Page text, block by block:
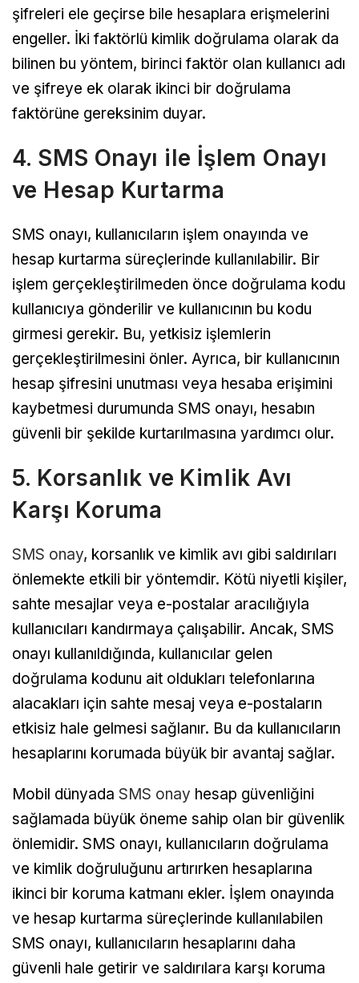
şifreleri ele geçirse bile hesaplara erişmelerini
engeller. İki faktörlü kimlik doğrulama olarak da
bilinen bu yöntem, birinci faktör olan kullanıcı adı
ve şifreye ek olarak ikinci bir doğrulama
faktörüne gereksinim duyar.
4. SMS Onayı ile İşlem Onayı
ve Hesap Kurtarma
SMS onayı, kullanıcıların işlem onayında ve
hesap kurtarma süreçlerinde kullanılabilir. Bir
işlem gerçekleştirilmeden önce doğrulama kodu
kullanıcıya gönderilir ve kullanıcının bu kodu
girmesi gerekir. Bu, yetkisiz işlemlerin
gerçekleştirilmesini önler. Ayrıca, bir kullanıcının
hesap şifresini unutması veya hesaba erişimini
kaybetmesi durumunda SMS onayı, hesabın
güvenli bir şekilde kurtarılmasına yardımcı olur.
5. Korsanlık ve Kimlik Avı
Karşı Koruma
SMS onay, korsanlık ve kimlik avı gibi saldırıları
önlemekte etkili bir yöntemdir. Kötü niyetli kişiler,
sahte mesajlar veya e-postalar aracılığıyla
kullanıcıları kandırmaya çalışabilir. Ancak, SMS
onayı kullanıldığında, kullanıcılar gelen
doğrulama kodunu ait oldukları telefonlarına
alacakları için sahte mesaj veya e-postaların
etkisiz hale gelmesi sağlanır. Bu da kullanıcıların
hesaplarını korumada büyük bir avantaj sağlar.
Mobil dünyada SMS onay hesap güvenliğini
sağlamada büyük öneme sahip olan bir güvenlik
önlemidir. SMS onayı, kullanıcıların doğrulama
ve kimlik doğruluğunu artırırken hesaplarına
ikinci bir koruma katmanı ekler. İşlem onayında
ve hesap kurtarma süreçlerinde kullanılabilen
SMS onayı, kullanıcıların hesaplarını daha
güvenli hale getirir ve saldırılara karşı koruma